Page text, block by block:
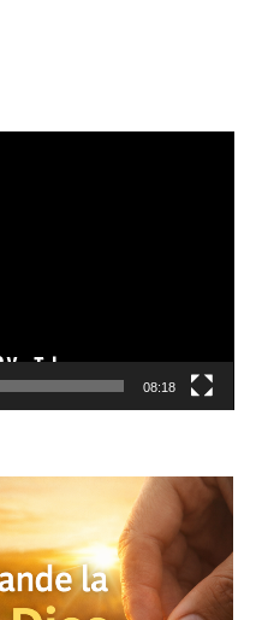
08:18